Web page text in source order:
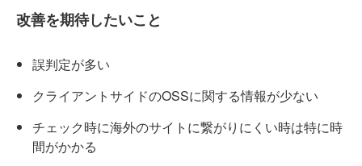
改善を期待したいこと
誤判定が多い
クライアントサイドのOSSに関する情報が少ない
チェック時に海外のサイトに繋がりにくい時は特に時
間がかかる